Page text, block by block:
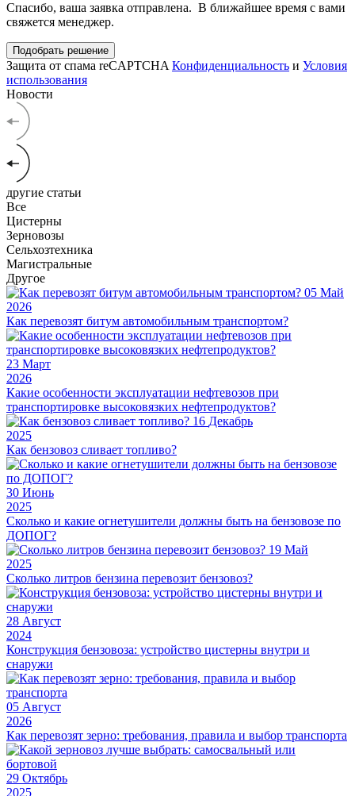
Спасибо, ваша заявка отправлена. В ближайшее время с вами
свяжется менеджер.
Подобрать решение
Защита от спама reCAPTCHA Конфиденциальность и Условия
использования
Новости
другие статьи
Все
Цистерны
Зерновозы
Сельхозтехника
Магистральные
Другое
05 Май
2026
Как перевозят битум автомобильным транспортом?
23 Март
2026
Какие особенности эксплуатации нефтевозов при
транспортировке высоковязких нефтепродуктов?
16 Декабрь
2025
Как бензовоз сливает топливо?
30 Июнь
2025
Сколько и какие огнетушители должны быть на бензовозе по
ДОПОГ?
19 Май
2025
Сколько литров бензина перевозит бензовоз?
28 Август
2024
Конструкция бензовоза: устройство цистерны внутри и
снаружи
05 Август
2026
Как перевозят зерно: требования, правила и выбор транспорта
29 Октябрь
2025